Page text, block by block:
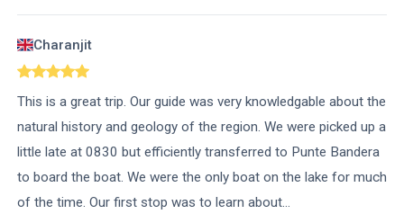
Charanjit
This is a great trip. Our guide was very knowledgable about the
natural history and geology of the region. We were picked up a
little late at 0830 but efficiently transferred to Punte Bandera
to board the boat. We were the only boat on the lake for much
of the time. Our first stop was to learn about...